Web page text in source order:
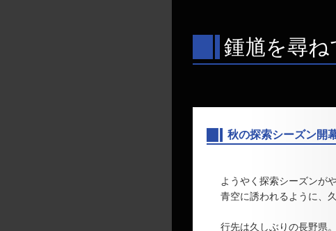
鍾馗を尋ね
秋の探索シーズン開
ようやく探索シーズンが
青空に誘われるように、
行先は久しぶりの長野県。